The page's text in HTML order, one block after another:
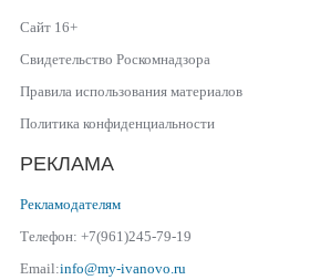
Сайт 16+
Свидетельство Роскомнадзора
Правила использования материалов
Политика конфиденциальности
РЕКЛАМА
Рекламодателям
Телефон: +7(961)245-79-19
Email:info@my-ivanovo.ru